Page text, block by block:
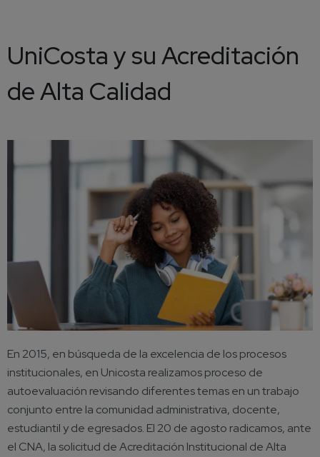
UniCosta y su Acreditación
de Alta Calidad
En 2015, en búsqueda de la excelencia de los procesos
institucionales, en Unicosta realizamos proceso de
autoevaluación revisando diferentes temas en un trabajo
conjunto entre la comunidad administrativa, docente,
estudiantil y de egresados. El 20 de agosto radicamos, ante
el CNA, la solicitud de Acreditación Institucional de Alta